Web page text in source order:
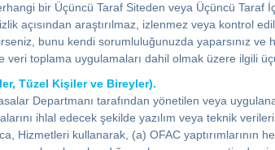
bir Üçüncü Taraf Siteden veya Üçüncü
açısından araştırılmaz, izlenmez veya kontrol
bunu kendi sorumluluğunuzda yaparsınız ve
veri toplama uygulamaları dahil olmak üzere ilgili
Tüzel Kişiler ve Bireyler).
Departmanı tarafından yönetilen veya
ihlal edecek şekilde yazılım veya teknik
Hizmetleri kullanarak, (a) OFAC